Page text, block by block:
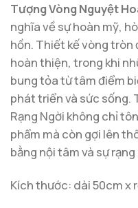
Tượng Vòng Nguyệt
nghĩa về sự hoàn mỹ,
hồn. Thiết kế vòng tròn
hoàn thiện, trong khi
bung tỏa từ tâm điểm
phát triển và sức sống.
Rạng Ngời không chỉ
phẩm mà còn gợi lên
bằng nội tâm và sự
Kích thước: dài 50cm x